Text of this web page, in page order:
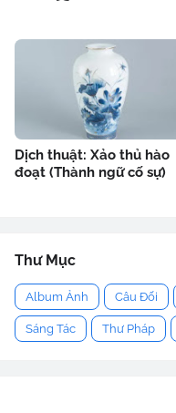
Dịch thuật: Xảo thủ hào
đoạt (Thành ngữ cố sự)
Thư Mục
Album Ảnh Câu Đối
Sáng Tác Thư Pháp